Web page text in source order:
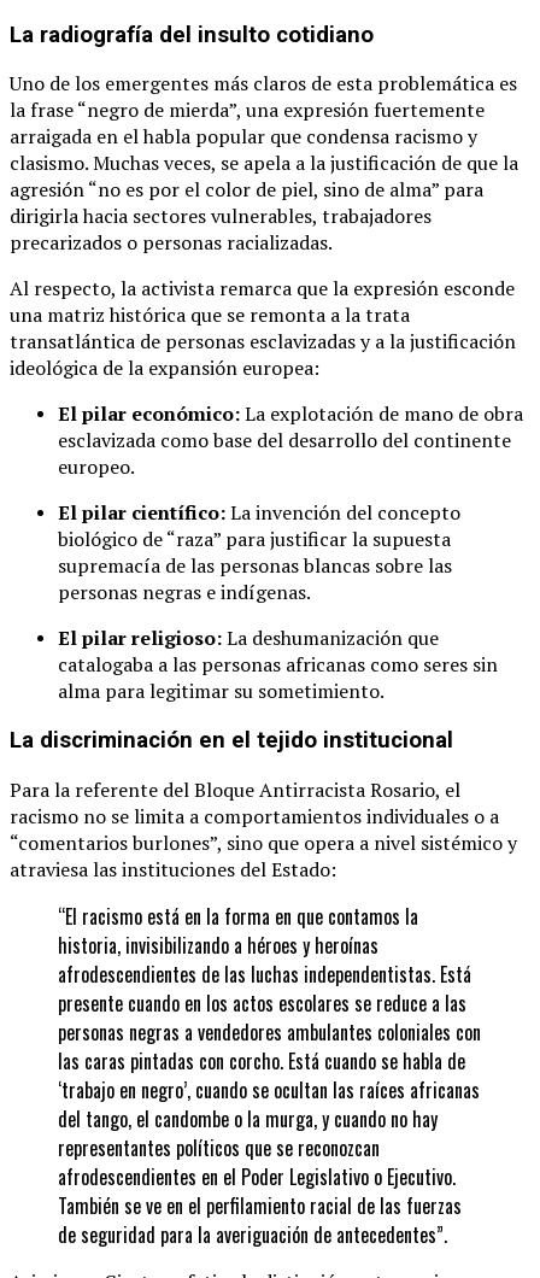
La radiografía del insulto cotidiano
Uno de los emergentes más claros de esta problemática es
la frase “negro de mierda”, una expresión fuertemente
arraigada en el habla popular que condensa racismo y
clasismo. Muchas veces, se apela a la justificación de que la
agresión “no es por el color de piel, sino de alma” para
dirigirla hacia sectores vulnerables, trabajadores
precarizados o personas racializadas.
Al respecto, la activista remarca que la expresión esconde
una matriz histórica que se remonta a la trata
transatlántica de personas esclavizadas y a la justificación
ideológica de la expansión europea:
El pilar económico:La explotación de mano de obra
esclavizada como base del desarrollo del continente
europeo.
El pilar científico:La invención del concepto
biológico de “raza” para justificar la supuesta
supremacía de las personas blancas sobre las
personas negras e indígenas.
El pilar religioso:La deshumanización que
catalogaba a las personas africanas como seres sin
alma para legitimar su sometimiento.
La discriminación en el tejido institucional
Para la referente del Bloque Antirracista Rosario, el
racismo no se limita a comportamientos individuales o a
“comentarios burlones”, sino que opera a nivel sistémico y
atraviesa las instituciones del Estado:
“El racismo está en la forma en que contamos la
historia, invisibilizando a héroes y heroínas
afrodescendientes de las luchas independentistas. Está
presente cuando en los actos escolares se reduce a las
personas negras a vendedores ambulantes coloniales con
las caras pintadas con corcho. Está cuando se habla de
‘trabajo en negro’, cuando se ocultan las raíces africanas
del tango, el candombe o la murga, y cuando no hay
representantes políticos que se reconozcan
afrodescendientes en el Poder Legislativo o Ejecutivo.
También se ve en el perfilamiento racial de las fuerzas
de seguridad para la averiguación de antecedentes”.